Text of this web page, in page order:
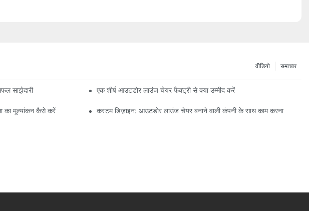
समाचार
वीडियो
साझेदारी एक शीर्ष आउटडोर लाउंज चेयर फैक्ट्री से क्या उम्मीद करें
का मूल्यांकन कैसे करें कस्टम डिज़ाइन: आउटडोर लाउंज चेयर बनाने वाली कंपनी के साथ काम करना